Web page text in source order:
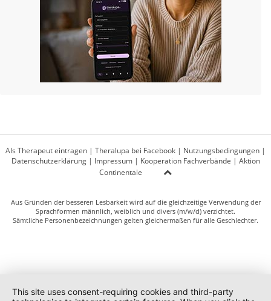
Als Therapeut eintragen | Theralupa bei Facebook | Nutzungsbedingungen |
Datenschutzerklärung| Impressum| Kooperation Fachverbände | Aktion
Continentale
Aus Gründen der besseren Lesbarkeit wird auf die gleichzeitige Verwendung der
Sprachformen männlich, weiblich und divers (m/w/d) verzichtet.
Sämtliche Personenbezeichnungen gelten gleichermaßen für alle Geschlechter.
This site uses consent-requiring cookies and third-party